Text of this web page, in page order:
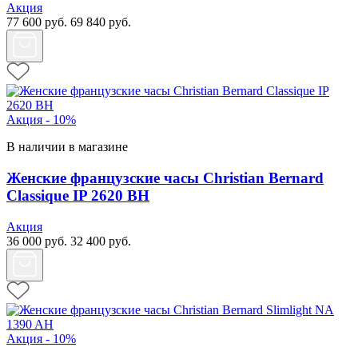
Акция
77 600 руб. 69 840 руб.
Акция - 10%
В наличии в магазине
Женские французские часы Christian Bernard
Classique IP 2620 BH
Акция
36 000 руб. 32 400 руб.
Акция - 10%